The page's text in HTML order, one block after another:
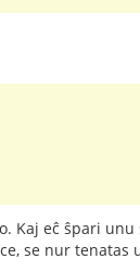
Kaj eĉ ŝpari
se nur tenatas